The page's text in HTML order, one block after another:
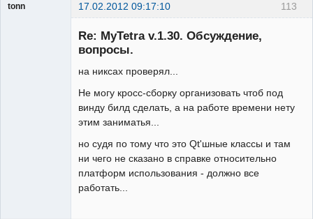
113
tonn 17.02.2012 09:17:10
Re: MyTetra v.1.30. Обсуждение,
вопросы.
на никсах проверял...
Не могу кросс-сборку организовать чтоб под
винду билд сделать, а на работе времени нету
этим заниматья...
но судя по тому что это Qt'шные классы и там
ни чего не сказано в справке относительно
платформ использования - должно все
работать...